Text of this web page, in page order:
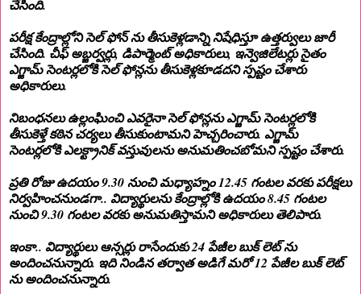
చేసింది.
పరీక్ష కేంద్రాల్లోని సెల్ ఫోన్ ను తీసుకెళ్లడాన్ని నిషేధిస్తూ ఉత్తర్వులు జారీ
చేసింది. చీఫ్ అబ్జర్వర్లు, డిపార్మెంట్ అధికారులు, ఇన్వెజిలేటర్లు సైతం
ఎగ్జామ్ సెంటర్లలోకి సెల్ ఫోన్లను తీసుకెళ్లకూడదని స్పష్టం చేశారు
అధికారులు.
నిబంధనలు ఉల్లంఘించి ఎవరైనా సెల్ ఫోన్లను ఎగ్జామ్ సెంటర్లలోకి
తీసుకెళ్తే కఠిన చర్యలు తీసుకుంటామని హెచ్చరించారు. ఎగ్జామ్
సెంటర్లలోకి ఎలక్ట్రానిక్ వస్తువులను అనుమతించబోమని స్పష్టం చేశారు.
ప్రతి రోజు ఉదయం 9.30 నుంచి మధ్యాహ్నం 12.45 గంటల వరకు పరీక్షలు
నిర్వహించనుండగా.. విద్యార్థులను కేంద్రాల్లోకి ఉదయం 8.45 గంటల
నుంచి 9.30 గంటల వరకు అనుమతిస్తామని అధికారులు తెలిపారు.
ఇంకా.. విద్యార్థులు ఆన్సర్లు రాసేందుకు 24 పేజీల బుక్ లెట్ ను
అందించనున్నారు. ఇది నిండిన తర్వాత అడిగే మరో 12 పేజీల బుక్ లెట్
ను అందించనున్నారు.